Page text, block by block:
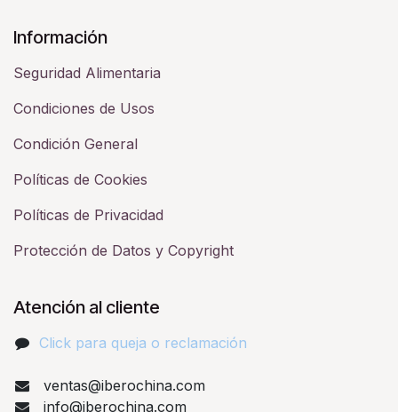
Información
Seguridad Alimentaria
Condiciones de Usos
Condición General
Políticas de Cookies
Políticas de Privacidad
Protección de Datos y Copyright
Atención al cliente
Click para queja o reclamación​
ventas@iberochina.com
info@iberochina.com